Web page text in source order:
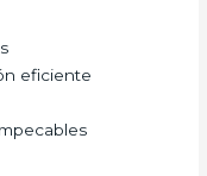
eficiente